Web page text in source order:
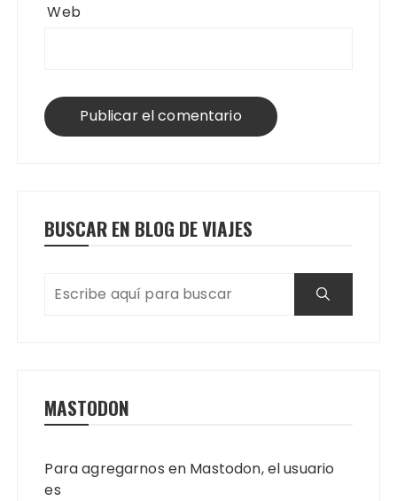
Web
BUSCAR EN BLOG DE VIAJES
MASTODON
Para agregarnos en Mastodon, el usuario
es